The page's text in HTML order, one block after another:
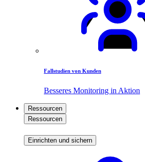
Fallstudien von Kunden
Besseres Monitoring in Aktion
Ressourcen
Ressourcen
Einrichten und sichern